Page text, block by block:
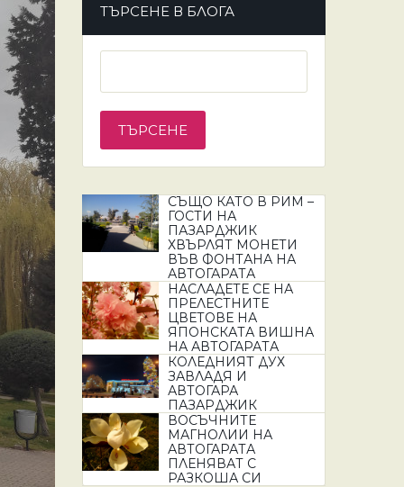
ТЪРСЕНЕ В БЛОГА
Р
:
СЪЩО КАТО В РИМ –
ГОСТИ НА
ПАЗАРДЖИК
ХВЪРЛЯТ МОНЕТИ
ВЪВ ФОНТАНА НА
АВТОГАРАТА
НАСЛАДЕТЕ СЕ НА
ПРЕЛЕСТНИТЕ
ЦВЕТОВЕ НА
ЯПОНСКАТА ВИШНА
НА АВТОГАРАТА
КОЛЕДНИЯТ ДУХ
ЗАВЛАДЯ И
АВТОГАРА
ПАЗАРДЖИК
ВОСЪЧНИТЕ
МАГНОЛИИ НА
АВТОГАРАТА
ПЛЕНЯВАТ С
РАЗКОША СИ